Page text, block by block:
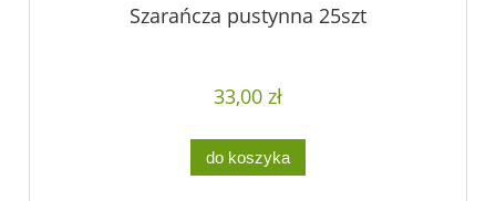
Szarańcza pustynna 25szt
33,00 zł
do koszyka